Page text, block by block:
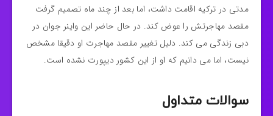
مدتی در ترکیه اقامت داشت، اما بعد از چند ماه تصمیم گرفت
مقصد مهاجرتش را عوض کند. در حال حاضر این واینر جوان در
دبی زندگی می کند. دلیل تغییر مقصد مهاجرت او دقیقا مشخص
نیست، اما می دانیم که او از این کشور دیپورت نشده است.
سوالات متداول